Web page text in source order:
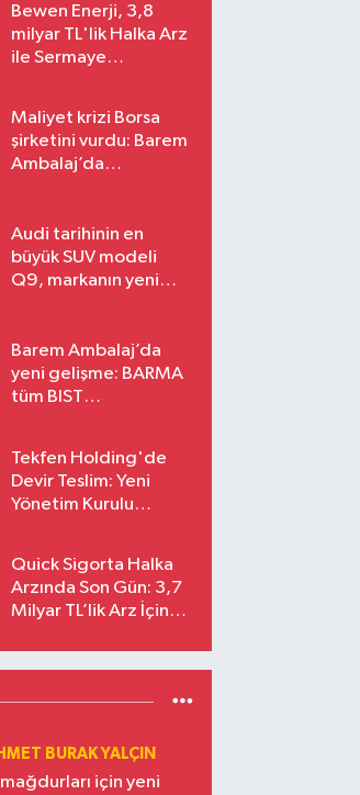
Bewen Enerji, 3,8
milyar TL'lik Halka Arz
ile Sermaye
Maliyet krizi Borsa
şirketini vurdu: Barem
Ambalaj’da
Audi tarihinin en
büyük SUV modeli
Q9, markanın yeni
Barem Ambalaj’da
yeni gelişme: BARMA
tüm BIST
Tekfen Holding'de
Devir Teslim: Yeni
Yönetim Kurulu
Quick Sigorta Halka
Arzında Son Gün: 3,7
Milyar TL’lik Arz İçin
Eriyor
BURAK YALÇIN
mağdurları için yeni